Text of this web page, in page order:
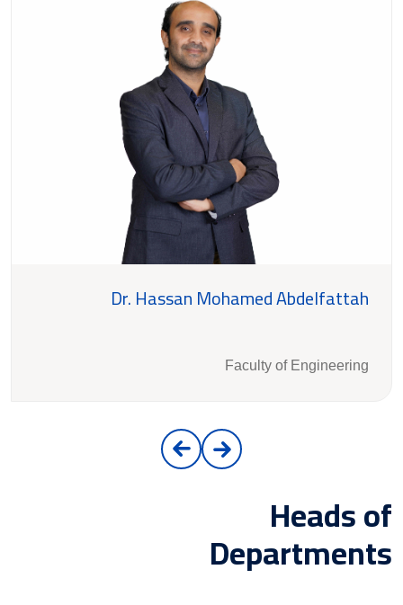
Dr. Hassan Mohamed Abdelfattah
Faculty of Engineering
Heads of
Departments